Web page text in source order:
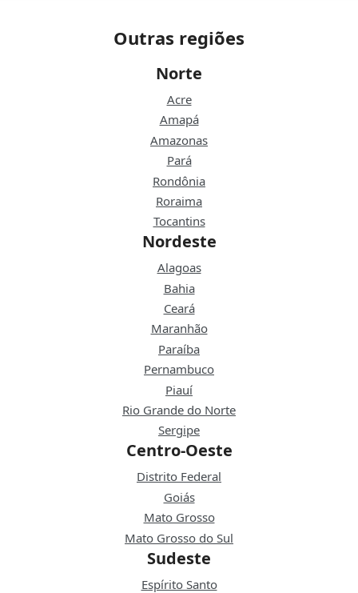
Outras regiões
Norte
Acre
Amapá
Amazonas
Pará
Rondônia
Roraima
Tocantins
Nordeste
Alagoas
Bahia
Ceará
Maranhão
Paraíba
Pernambuco
Piauí
Rio Grande do Norte
Sergipe
Centro-Oeste
Distrito Federal
Goiás
Mato Grosso
Mato Grosso do Sul
Sudeste
Espírito Santo